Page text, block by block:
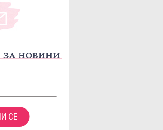
ЗА НОВИНИ
СЕ